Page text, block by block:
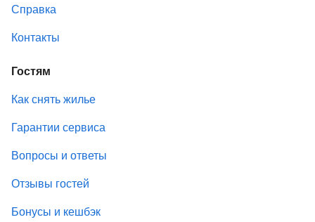
Справка
Контакты
Гостям
Как снять жилье
Гарантии сервиса
Вопросы и ответы
Отзывы гостей
Бонусы и кешбэк